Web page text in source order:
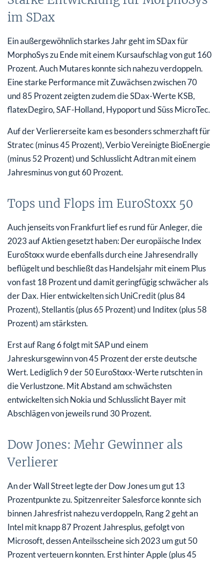
im SDax
Ein außergewöhnlich starkes Jahr geht im SDax für
MorphoSys zu Ende mit einem Kursaufschlag von gut 160
Prozent. Auch Mutares konnte sich nahezu verdoppeln.
Eine starke Performance mit Zuwächsen zwischen 70
und 85 Prozent zeigten zudem die SDax-Werte KSB,
flatexDegiro, SAF-Holland, Hypoport und Süss MicroTec.
Auf der Verliererseite kam es besonders schmerzhaft für
Stratec (minus 45 Prozent), Verbio Vereinigte BioEnergie
(minus 52 Prozent) und Schlusslicht Adtran mit einem
Jahresminus von gut 60 Prozent.
Tops und Flops im EuroStoxx 50
Auch jenseits von Frankfurt lief es rund für Anleger, die
2023 auf Aktien gesetzt haben: Der europäische Index
EuroStoxx wurde ebenfalls durch eine Jahresendrally
beflügelt und beschließt das Handelsjahr mit einem Plus
von fast 18 Prozent und damit geringfügig schwächer als
der Dax. Hier entwickelten sich UniCredit (plus 84
Prozent), Stellantis (plus 65 Prozent) und Inditex (plus 58
Prozent) am stärksten.
Erst auf Rang 6 folgt mit SAP und einem
Jahreskursgewinn von 45 Prozent der erste deutsche
Wert. Lediglich 9 der 50 EuroStoxx-Werte rutschten in
die Verlustzone. Mit Abstand am schwächsten
entwickelten sich Nokia und Schlusslicht Bayer mit
Abschlägen von jeweils rund 30 Prozent.
Dow Jones: Mehr Gewinner als
Verlierer
An der Wall Street legte der Dow Jones um gut 13
Prozentpunkte zu. Spitzenreiter Salesforce konnte sich
binnen Jahresfrist nahezu verdoppeln, Rang 2 geht an
Intel mit knapp 87 Prozent Jahresplus, gefolgt von
Microsoft, dessen Anteilsscheine sich 2023 um gut 50
Prozent verteuern konnten. Erst hinter Apple (plus 45